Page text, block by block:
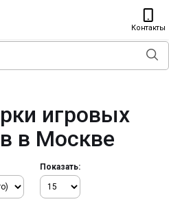
Контакты
игровых
в Москве
Показать: